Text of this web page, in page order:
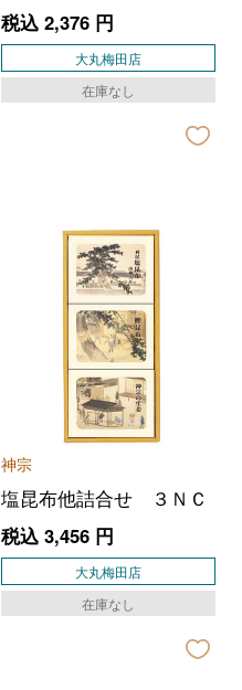
税込 2,376円
大丸梅田店
在庫なし
神宗
塩昆布他詰合せ ３ＮＣ
税込 3,456円
大丸梅田店
在庫なし